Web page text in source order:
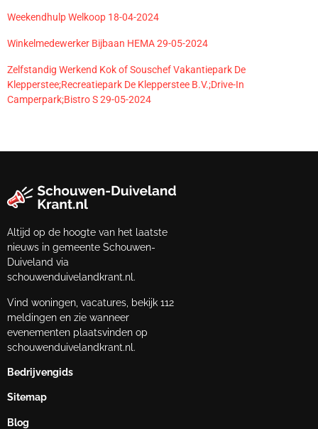
Weekendhulp Welkoop 18-04-2024
Winkelmedewerker Bijbaan HEMA 29-05-2024
Zelfstandig Werkend Kok of Souschef Vakantiepark De
Klepperstee;Recreatiepark De Klepperstee B.V.;Drive-In
Camperpark;Bistro S 29-05-2024
Altijd op de hoogte van het laatste
nieuws in gemeente Schouwen-
Duiveland via
schouwenduivelandkrant.nl.
Vind woningen, vacatures, bekijk 112
meldingen en zie wanneer
evenementen plaatsvinden op
schouwenduivelandkrant.nl.
Bedrijvengids
Sitemap
Blog